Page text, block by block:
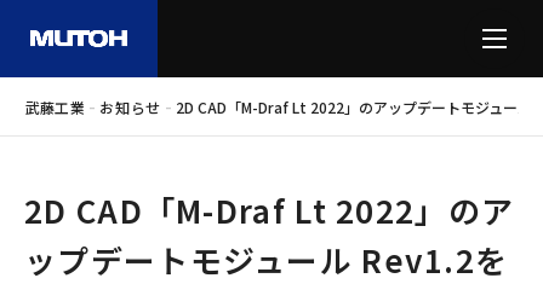
武藤工業 - お知らせ - 2D CAD「M-Draf Lt 2022」のアップデートモジュール
2D CAD「M-Draf Lt 2022」のア
ップデートモジュール Rev1.2を